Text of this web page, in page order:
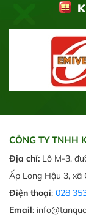
CÔNG TY TNHH
Địa chỉ: Lô M-3,
Ấp Long Hậu 3, xã
Điện thoại: 028
Email: